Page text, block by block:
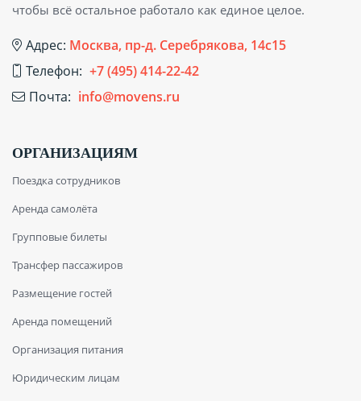
чтобы всё остальное работало как единое целое.
Адрес: Москва, пр-д. Серебрякова, 14с15
Телефон: +7 (495) 414-22-42
Почта: info@movens.ru
ОРГАНИЗАЦИЯМ
Поездка сотрудников
Аренда самолёта
Групповые билеты
Трансфер пассажиров
Размещение гостей
Аренда помещений
Организация питания
Юридическим лицам